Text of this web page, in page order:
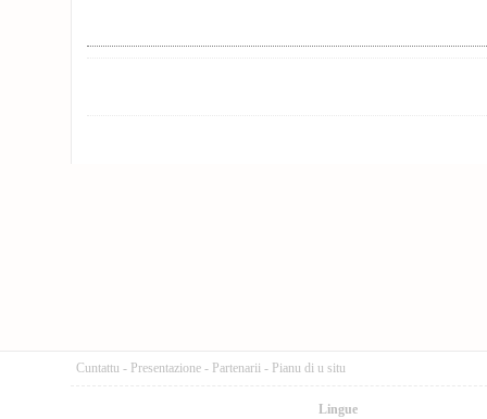
Cuntattu - Presentazione - Partenarii - Pianu di u situ
Lingue